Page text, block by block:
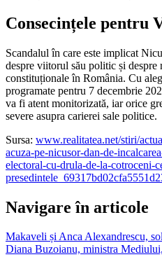
Consecințele pentru
Scandalul în care este implicat
despre viitorul său politic și despre
constituționale în România. Cu
programate pentru 7 decembrie
va fi atent monitorizată, iar orice
severe asupra carierei sale politice.
Sursa: www.realitatea.net/stiri/
acuza-pe-nicusor-dan-de-
electoral-cu-drula-de-la-cotroceni-
Navigare în articole
Makaveli și Anca Alexandrescu,
Diana Buzoianu, ministra